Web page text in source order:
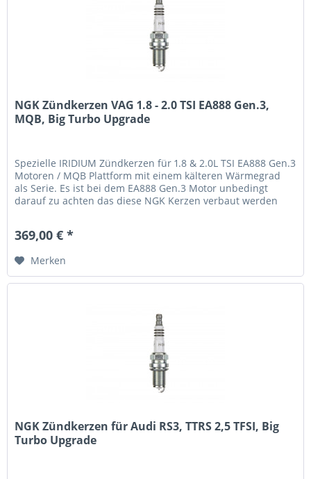
NGK Zündkerzen VAG 1.8 - 2.0 TSI EA888 Gen.3,
MQB, Big Turbo Upgrade
Spezielle IRIDIUM Zündkerzen für 1.8 & 2.0L TSI EA888 Gen.3
Motoren / MQB Plattform mit einem kälteren Wärmegrad
als Serie. Es ist bei dem EA888 Gen.3 Motor unbedingt
darauf zu achten das diese NGK Kerzen verbaut werden
369,00 € *
Merken
NGK Zündkerzen für Audi RS3, TTRS 2,5 TFSI, Big
Turbo Upgrade